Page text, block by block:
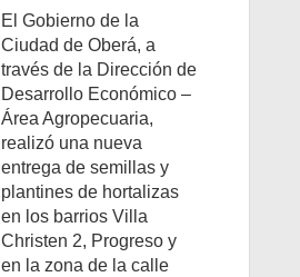
El Gobierno de la
Ciudad de Oberá, a
través de la Dirección de
Desarrollo Económico –
Área Agropecuaria,
realizó una nueva
entrega de semillas y
plantines de hortalizas
en los barrios Villa
Christen 2, Progreso y
en la zona de la calle